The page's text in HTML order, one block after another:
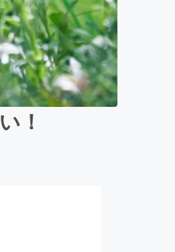
！